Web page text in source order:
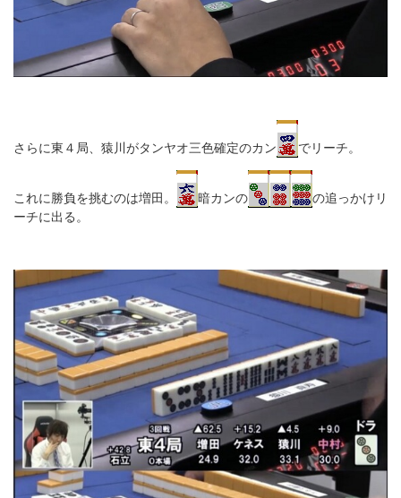
さらに東４局、猿川がタンヤオ三色確定のカン でリーチ。
これに勝負を挑むのは増田。 暗カンの
の追っかけリ
ーチに出る。